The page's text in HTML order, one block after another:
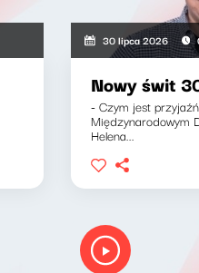
30 lipca 2026
Nowy świt
- Czym jest
Międzynarodowym
Helena...